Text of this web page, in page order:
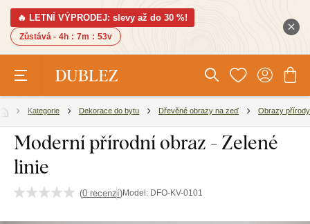
🔥 LETNÍ VÝPRODEJ: slevy až do 30 %!
Zůstává - 4h : 7m : 52v
Kategorie Dekorace do bytu Dřevěné obrazy na zeď Obrazy přírody
Moderní přírodní obraz - Zelené
linie
(0 recenzí)Model: DFO-KV-0101